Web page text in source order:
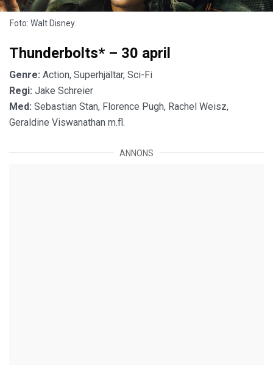
Foto: Walt Disney.
Thunderbolts* – 30 april
Genre: Action, Superhjältar, Sci-Fi
Regi: Jake Schreier
Med: Sebastian Stan, Florence Pugh, Rachel Weisz,
Geraldine Viswanathan m.fl.
ANNONS